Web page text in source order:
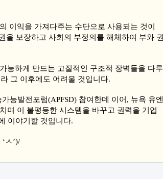
이익을 가져다주는 수단으로 사용되는 것이
을 보장하고 사회의 부정의를 해체하여 부와 권
능하게 만드는 고질적인 구조적 장벽들을 다루
그 이후에도 어려울 것입니다.
능발전포럼(APFSD) 참여한데 이어, 뉴욕 유엔
며 이 불평등한 시스템을 바꾸고 권력을 기업
이야기할 것입니다.
ㅅ’)/